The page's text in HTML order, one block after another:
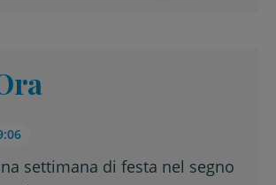
settimana di festa nel segno